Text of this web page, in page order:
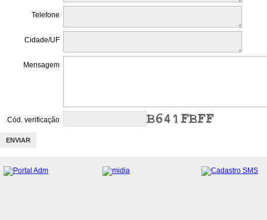
Telefone
Cidade/UF
Mensagem
Cód. verificação